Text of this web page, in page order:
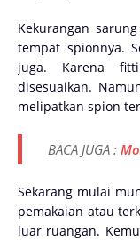
Kekurangan
tempat spionnya.
juga. Karena
disesuaikan.
melipatkan spion
BACA JUGA :
Sekarang mulai
pemakaian atau
luar ruangan.